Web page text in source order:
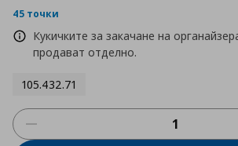
45 точки
Кукичките за закачане на
продават отделно.
105.432.71